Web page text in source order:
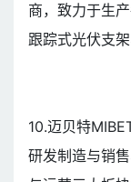
商，致力于生
跟踪式光伏支
10.迈贝特
研发制造与销